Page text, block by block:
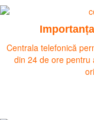
Centrala telefonică
din 24 de ore pentru